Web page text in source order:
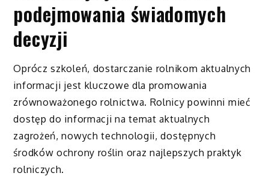
podejmowania świadomych
decyzji
Oprócz szkoleń, dostarczanie rolnikom aktualnych
informacji jest kluczowe dla promowania
zrównoważonego rolnictwa. Rolnicy powinni mieć
dostęp do informacji na temat aktualnych
zagrożeń, nowych technologii, dostępnych
środków ochrony roślin oraz najlepszych praktyk
rolniczych.